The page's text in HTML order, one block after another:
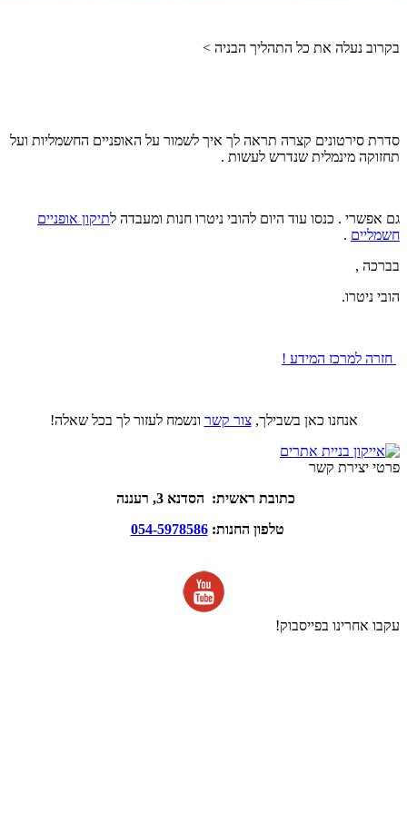
בקרוב נעלה את כל התהליך הבניה >
סדרת סירטונים קצרה תראה לך איך לשמור על האופניים החשמליות ועל
תחזוקה מינמלית שנדרש לעשות .
גם אפשרי . כנסו עוד היום להובי ניטרו חנות ומעבדה לתיקון אופניים
חשמליים .
בברכה ,
הובי ניטרו.
חזרה למרכז המידע !
אנחנו כאן בשבילך,צור קשר ונשמח לעזור לך בכל שאלה!
פרטי יצירת קשר
כתובת ראשית: הסדנא 3, רעננה
טלפון החנות:054-5978586
עקבו אחרינו בפייסבוק!